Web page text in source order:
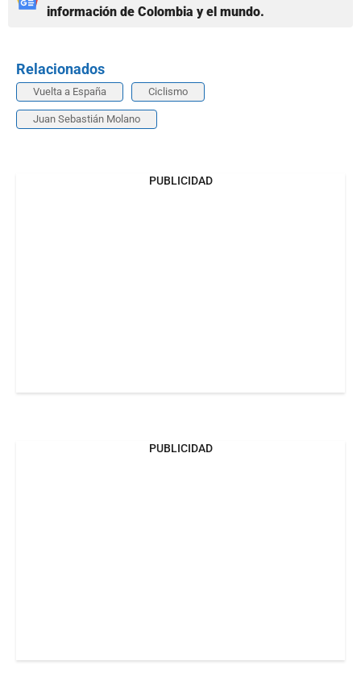
información de Colombia y el mundo.
Relacionados
Vuelta a España Ciclismo
Juan Sebastián Molano
PUBLICIDAD
PUBLICIDAD